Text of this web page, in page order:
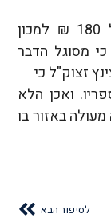
לפני חודשיים תרמנו הוראת קבע של 180 ₪ למכון
מסוגל הדבר
זצוק"ל כי
ואכן הלא
מעולה באזור בו
לסיפור הבא